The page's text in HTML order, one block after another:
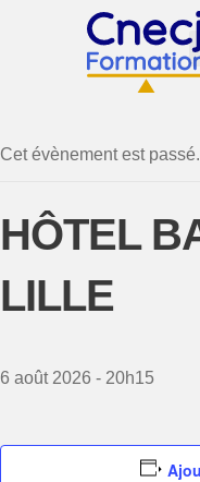
Cet évènement est passé.
HÔTEL
LILLE
6 août 2026 - 20h15